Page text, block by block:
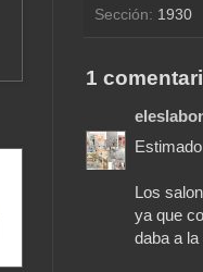
Sección: 1930
1
Los
ya que
daba a